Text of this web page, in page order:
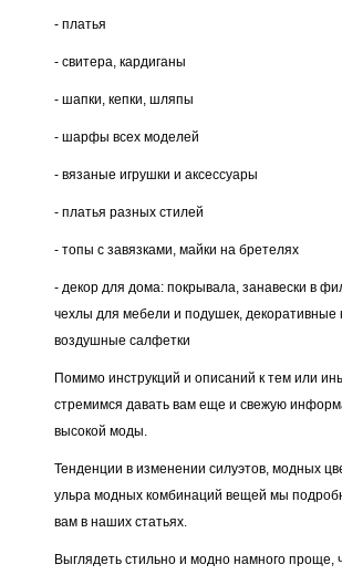
- платья
- свитера, кардиганы
- шапки, кепки, шляпы
- шарфы всех моделей
- вязаные игрушки и аксессуары
- платья разных стилей
- топы с завязками, майки на бретелях
- декор для дома: покрывала, занавески в
чехлы для мебели и подушек, декоративные
воздушные салфетки
Помимо инструкций и описаний к тем или
стремимся давать вам еще и свежую
высокой моды.
Тенденции в изменении силуэтов, модных
ульра модных комбинаций вещей мы
вам в наших статьях.
Выглядеть стильно и модно намного проще,